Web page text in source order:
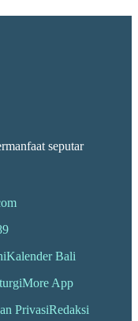
seputar
Kalender Bali
More App
PrivasiRedaksi